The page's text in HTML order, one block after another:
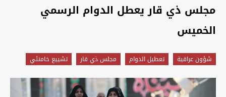
مجلس ذي قار يعطل الدوام الرسمي
الخميس
شؤون عراقية تعطيل الدوام مجلس ذي قار تشييع خامنئي